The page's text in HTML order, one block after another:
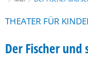
THEATER FÜR
Der Fischer und